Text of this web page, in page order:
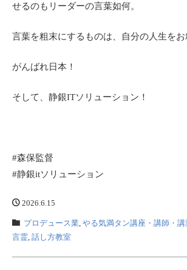
せるのもリーダーの言葉如何。
言葉を粗末にするものは、自分の人生をお
がんばれ日本！
そして、静銀ITソリューション！
#森保監督
#静銀itソリューション
2026.6.15
プロデュース業 やる気満タン講座・講師・講
言霊 話し方教室